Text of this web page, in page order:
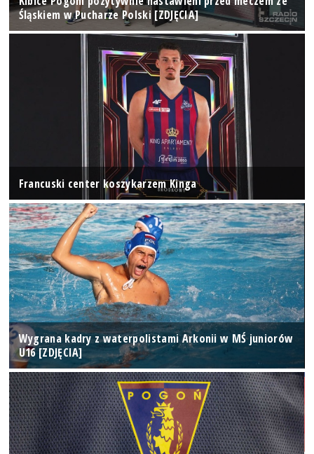
Śląskiem w Pucharze Polski [ZDJĘCIA]
Francuski center koszykarzem Kinga
Wygrana kadry z waterpolistami Arkonii w MŚ juniorów
U16 [ZDJĘCIA]